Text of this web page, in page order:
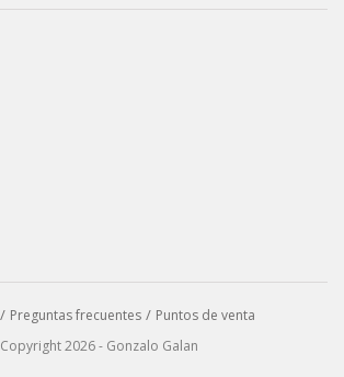
Preguntas frecuentes
Puntos de venta
Copyright 2026 - Gonzalo Galan